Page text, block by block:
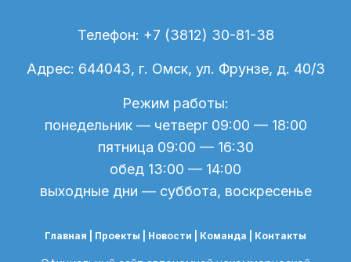
Телефон: +7 (3812) 30-81-38
Адрес: 644043, г. Омск, ул. Фрунзе, д. 40/3
Режим работы:
понедельник — четверг 09:00 — 18:00
пятница 09:00 — 16:30
обед 13:00 — 14:00
выходные дни — суббота, воскресенье
Главная | Проекты Новости | Команда | Контакты